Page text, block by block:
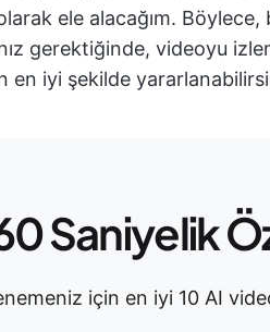
olarak ele alacağım.
gerektiğinde, videoyu
en iyi şekilde
Saniyelik
için en iyi 10 AI